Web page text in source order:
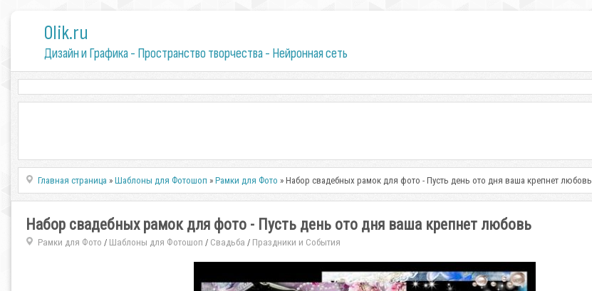
0lik.ru
Дизайн и Графика - Пространство творчества - Нейронная сеть
Главная страница »Шаблоны для Фотошоп »Рамки для Фото » Набор свадебных рамок для фото - Пусть день ото дня ваша крепнет любовь
Набор свадебных рамок для фото - Пусть день ото дня ваша крепнет любовь
Рамки для Фото / Шаблоны для Фотошоп / Свадьба / Праздники и События